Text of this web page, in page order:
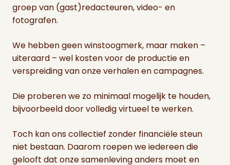
groep van (gast)redacteuren, video- en
fotografen.
We hebben geen winstoogmerk, maar maken –
uiteraard – wel kosten voor de productie en
verspreiding van onze verhalen en campagnes.
Die proberen we zo minimaal mogelijk te houden,
bijvoorbeeld door volledig virtueel te werken.
Toch kan ons collectief zonder financiële steun
niet bestaan. Daarom roepen we iedereen die
gelooft dat onze samenleving anders moet en